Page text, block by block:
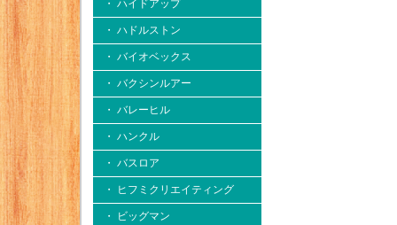
・ ハイドアップ
・ ハドルストン
・ バイオベックス
・ バクシンルアー
・ バレーヒル
・ ハンクル
・ バスロア
・ ヒフミクリエイティング
・ ビッグマン